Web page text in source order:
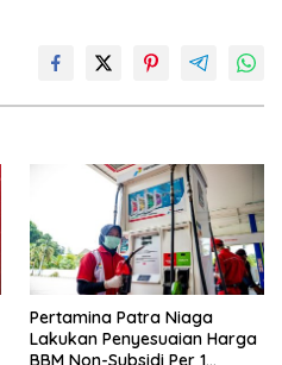
Pertamina Patra Niaga
Lakukan Penyesuaian Harga
BBM Non-Subsidi Per 1